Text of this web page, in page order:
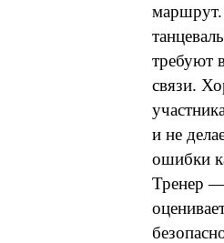
маршрут.
требуют
связи.
и не
ошибки
Тренер —